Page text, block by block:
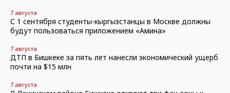
7 августа
С 1 сентября студенты-кыргызстанцы в Москве должны
будут пользоваться приложением «Амина»
7 августа
ДТП в Бишкеке за пять лет нанесли экономический ущерб
почти на $15 млн
7 августа